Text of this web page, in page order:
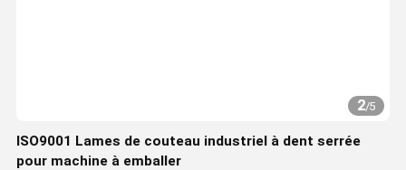
2/5
ISO9001 Lames de couteau industriel à dent serrée
pour machine à emballer